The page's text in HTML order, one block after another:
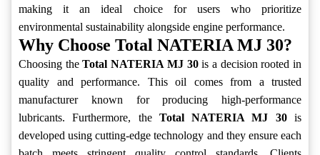
making it an ideal choice for users who prioritize
environmental sustainability alongside engine performance.
Why Choose Total NATERIA MJ 30?
Choosing theTotal NATERIA MJ 30is a decision rooted in
quality and performance. This oil comes from a trusted
manufacturer known for producing high-performance
lubricants. Furthermore, the Total NATERIA MJ 30is
developed using cutting-edge technology and they ensure each